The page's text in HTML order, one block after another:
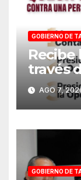
GOBIERNO DE
Recibe
través
AGO 7,
GOBIERNO DE